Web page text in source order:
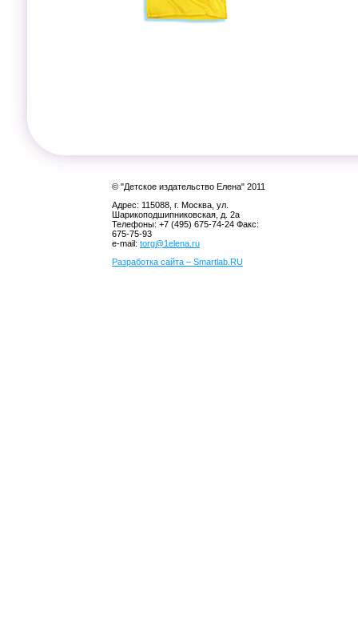
© "Детское издательство Елена" 2011
Адрес: 115088, г. Москва, ул.
Шарикоподшипниковская, д. 2а
Телефоны: +7 (495) 675-74-24 Факс:
675-75-93
e-mail: torg@1elena.ru
Разработка сайта – Smartlab.RU